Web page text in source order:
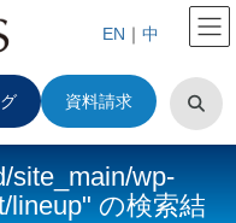
EN ｜ 中
資料請求
site_main/wp-
lineup" の検索結